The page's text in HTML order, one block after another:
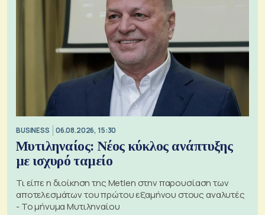
BUSINESS 06.08.2026, 15:30
Μυτιληναίος: Νέος κύκλος ανάπτυξης
με ισχυρό ταμείο
Τι είπε η διοίκηση της Metlen στην παρουσίαση των
αποτελεσμάτων του πρώτου εξαμήνου στους αναλυτές
- Το μήνυμα Μυτιληναίου